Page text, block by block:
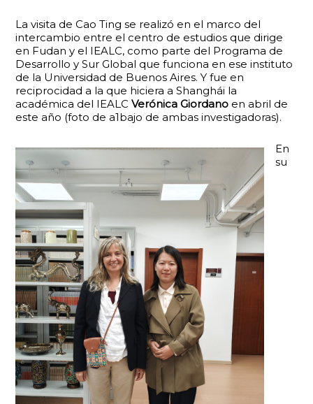
La visita de Cao Ting se realizó en el marco del
intercambio entre el centro de estudios que dirige
en Fudan y el IEALC, como parte del Programa de
Desarrollo y Sur Global que funciona en ese instituto
de la Universidad de Buenos Aires. Y fue en
reciprocidad a la que hiciera a Shanghái la
académica del IEALCVerónica Giordano en abril de
este año (foto de a1bajo de ambas investigadoras).
En
su